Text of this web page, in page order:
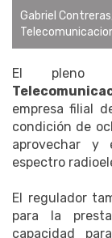
Gabriel
El
empresa filial
condición de
aprovechar y
espectro
El regulador
para la
capacidad